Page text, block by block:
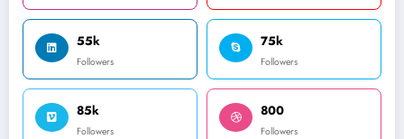
55k
Followers
75k
Followers
85k
Followers
800
Followers